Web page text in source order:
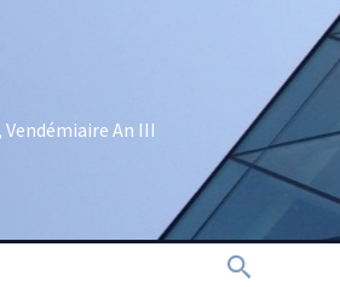
Vendémiaire An III